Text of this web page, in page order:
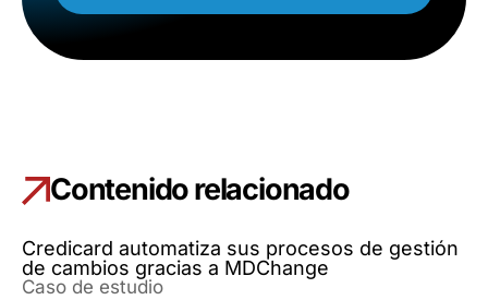
Contenido relacionado
Credicard automatiza sus procesos de gestión
de cambios gracias a MDChange
Caso de estudio